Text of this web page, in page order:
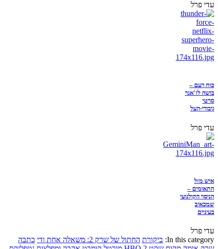
עדי פרל
כוח רעם –
בושה לז'אנר
סרטי
גיבורי-העל
עדי פרל
איש מזל
התאומים –
הניסוי הקולנועי
שמכאיב
בעיניים
עדי פרל
In this category: ביקורת החתול של שרק 2: משאלה אחת ודי
כתבה